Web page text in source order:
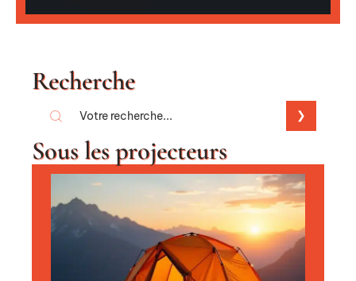
Recherche
Sous les projecteurs